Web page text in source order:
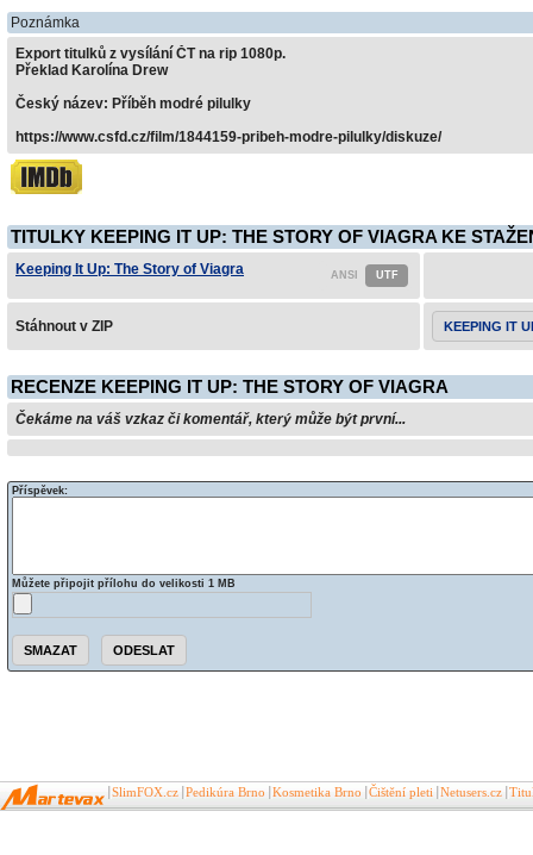
Poznámka
Export titulků z vysílání ČT na rip 1080p.
Překlad Karolína Drew
Český název: Příběh modré pilulky
https://www.csfd.cz/film/1844159-pribeh-modre-pilulky/diskuze/
TITULKY KEEPING IT UP: THE STORY OF VIAGRA KE
Keeping It Up: The Story of Viagra
Stáhnout v ZIP KEEPING IT
RECENZE KEEPING IT UP: THE STORY OF VIAGRA
Čekáme na váš vzkaz či komentář, který může být první...
Příspěvek:
Můžete připojit přílohu do velikosti 1 MB
SlimFOX.cz Pedikúra Brno Kosmetika Brno Čištění pleti Netusers.cz